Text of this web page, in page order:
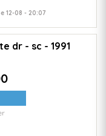
12-08 - 20:07
dr - sc - 1991